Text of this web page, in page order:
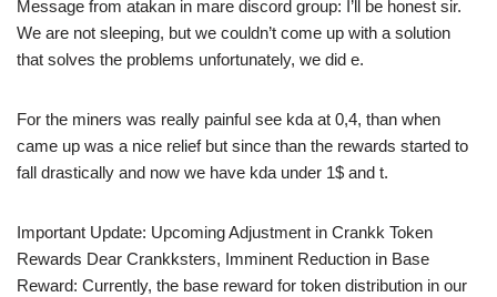
Message from atakan in mare discord group: I’ll be honest sir.
We are not sleeping, but we couldn’t come up with a solution
that solves the problems unfortunately, we did e.
For the miners was really painful see kda at 0,4, than when
came up was a nice relief but since than the rewards started to
fall drastically and now we have kda under 1$ and t.
Important Update: Upcoming Adjustment in Crankk Token
Rewards Dear Crankksters, Imminent Reduction in Base
Reward: Currently, the base reward for token distribution in our